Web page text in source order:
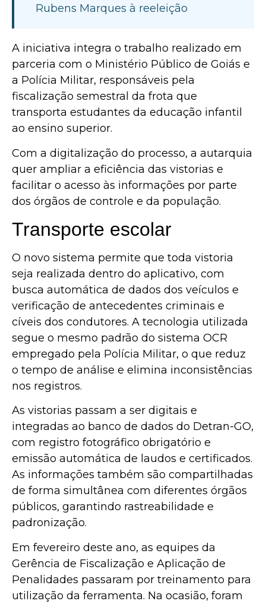
Rubens Marques à reeleição
A iniciativa integra o trabalho realizado em
parceria com o Ministério Público de Goiás e
a Polícia Militar, responsáveis pela
fiscalização semestral da frota que
transporta estudantes da educação infantil
ao ensino superior.
Com a digitalização do processo, a autarquia
quer ampliar a eficiência das vistorias e
facilitar o acesso às informações por parte
dos órgãos de controle e da população.
Transporte escolar
O novo sistema permite que toda vistoria
seja realizada dentro do aplicativo, com
busca automática de dados dos veículos e
verificação de antecedentes criminais e
cíveis dos condutores. A tecnologia utilizada
segue o mesmo padrão do sistema OCR
empregado pela Polícia Militar, o que reduz
o tempo de análise e elimina inconsistências
nos registros.
As vistorias passam a ser digitais e
integradas ao banco de dados do Detran-GO,
com registro fotográfico obrigatório e
emissão automática de laudos e certificados.
As informações também são compartilhadas
de forma simultânea com diferentes órgãos
públicos, garantindo rastreabilidade e
padronização.
Em fevereiro deste ano, as equipes da
Gerência de Fiscalização e Aplicação de
Penalidades passaram por treinamento para
utilização da ferramenta. Na ocasião, foram